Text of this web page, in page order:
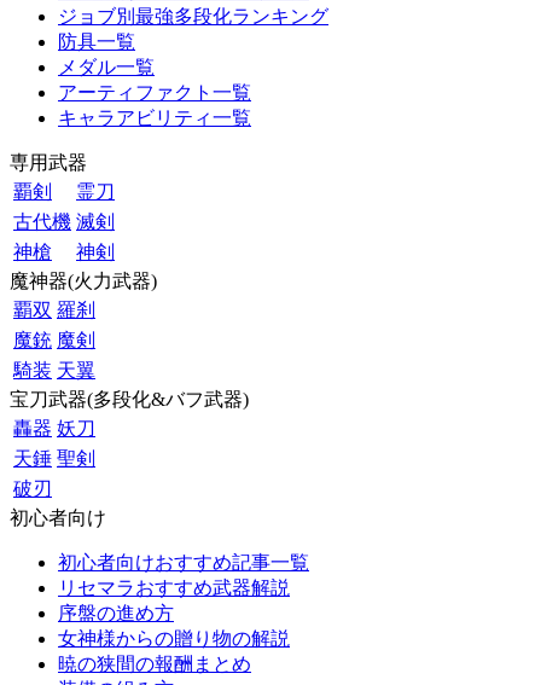
ジョブ別最強多段化ランキング
防具一覧
メダル一覧
アーティファクト一覧
キャラアビリティ一覧
専用武器
覇剣
霊刀
古代機 滅剣
神槍
神剣
魔神器(火力武器)
覇双 羅刹
魔銃 魔剣
騎装 天翼
宝刀武器(多段化&バフ武器)
轟器 妖刀
天錘 聖剣
破刃
初心者向け
初心者向けおすすめ記事一覧
リセマラおすすめ武器解説
序盤の進め方
女神様からの贈り物の解説
暁の狭間の報酬まとめ